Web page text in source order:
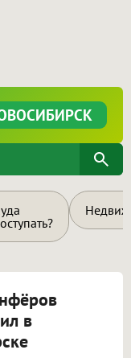
в